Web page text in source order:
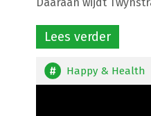
Lees verder
Happy & Health